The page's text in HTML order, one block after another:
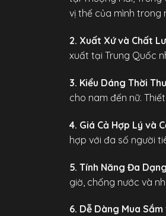
vị thế của mình trong
2. Xuất Xứ và Chất
xuất tại Trung Quốc
3. Kiểu Dáng Thời
cho nam đến nữ.
4. Giá Cả Hợp Lý và
hợp với đa số người
5. Tính Năng Đa
giờ, chống nước và
6. Dễ Dàng Mua